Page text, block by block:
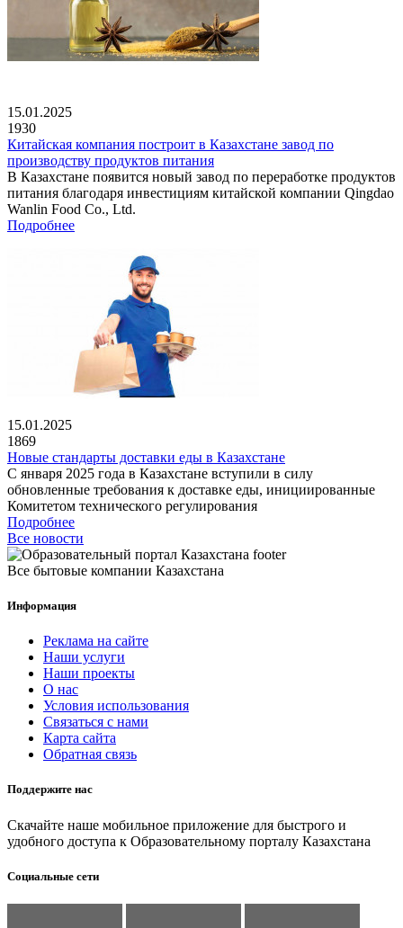
15.01.2025
1930
Китайская компания построит в Казахстане завод по
производству продуктов питания
В Казахстане появится новый завод по переработке продуктов
питания благодаря инвестициям китайской компании Qingdao
Wanlin Food Co., Ltd.
Подробнее
15.01.2025
1869
Новые стандарты доставки еды в Казахстане
С января 2025 года в Казахстане вступили в силу
обновленные требования к доставке еды, инициированные
Комитетом технического регулирования
Подробнее
Все новости
Все бытовые компании Казахстана
Информация
Реклама на сайте
Наши услуги
Наши проекты
О нас
Условия использования
Связаться с нами
Карта сайта
Обратная связь
Поддержите нас
Скачайте наше мобильное приложение для быстрого и
удобного доступа к Образовательному порталу Казахстана
Социальные сети